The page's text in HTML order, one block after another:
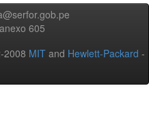
605
2008 MIT and Hewlett-Packard -